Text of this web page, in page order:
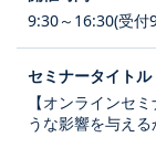
9:30～16:30(受付
【オンラインセ
うな影響を与える